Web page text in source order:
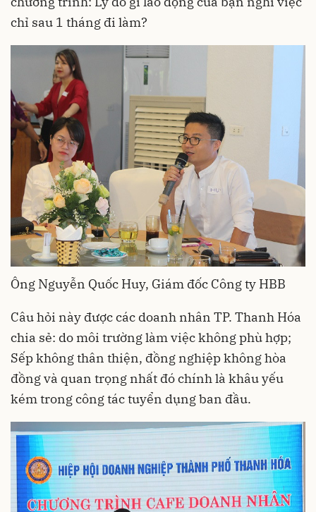
chỉ sau 1 tháng đi làm?
Ông Nguyễn Quốc Huy, Giám đốc Công ty HBB
Câu hỏi này được các doanh nhân TP. Thanh Hóa
chia sẻ: do môi trường làm việc không phù hợp;
Sếp không thân thiện, đồng nghiệp không hòa
đồng và quan trọng nhất đó chính là khâu yếu
kém trong công tác tuyển dụng ban đầu.